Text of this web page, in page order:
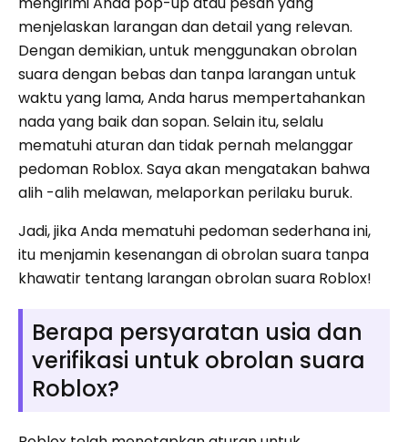
menjelaskan larangan dan detail yang relevan.
Dengan demikian, untuk menggunakan obrolan
suara dengan bebas dan tanpa larangan untuk
waktu yang lama, Anda harus mempertahankan
nada yang baik dan sopan. Selain itu, selalu
mematuhi aturan dan tidak pernah melanggar
pedoman Roblox. Saya akan mengatakan bahwa
alih -alih melawan, melaporkan perilaku buruk.
Jadi, jika Anda mematuhi pedoman sederhana ini,
itu menjamin kesenangan di obrolan suara tanpa
khawatir tentang larangan obrolan suara Roblox!
Berapa persyaratan usia dan
verifikasi untuk obrolan suara
Roblox?